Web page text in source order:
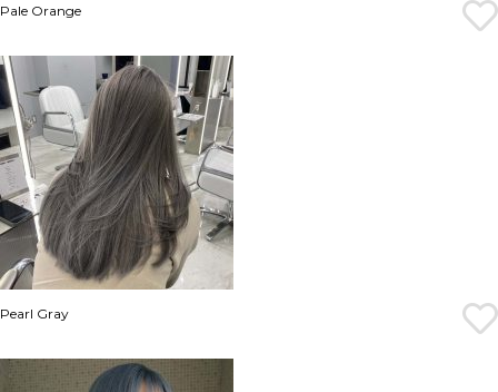
Pale Orange
Pearl Gray